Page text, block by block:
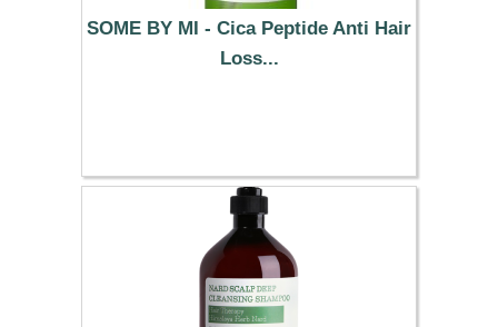
SOME BY MI - Cica Peptide Anti Hair
Loss...